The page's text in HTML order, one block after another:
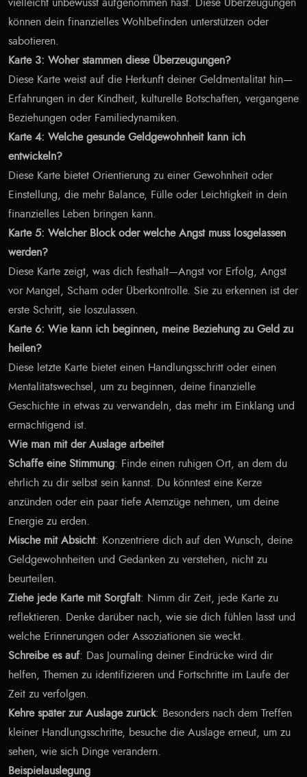
vielleicht unbewusst aufgenommen hast. Diese Überzeugungen
können dein finanzielles Wohlbefinden unterstützen oder
sabotieren.
Karte 3: Woher stammen diese Überzeugungen?
Diese Karte weist auf die Herkunft deiner Geldmentalität hin—
Erfahrungen in der Kindheit, kulturelle Botschaften, vergangene
Beziehungen oder Familiedynamiken.
Karte 4: Welche gesunde Geldgewohnheit kann ich
entwickeln?
Diese Karte bietet Orientierung zu einer Gewohnheit oder
Einstellung, die mehr Balance, Fülle oder Leichtigkeit in dein
finanzielles Leben bringen kann.
Karte 5: Welcher Block oder welche Angst muss losgelassen
werden?
Diese Karte zeigt, was dich festhält—Angst vor Erfolg, Angst
vor Mangel, Scham oder Überkontrolle. Sie zu erkennen ist der
erste Schritt, sie loszulassen.
Karte 6: Wie kann ich beginnen, meine Beziehung zu Geld zu
heilen?
Diese letzte Karte bietet einen Handlungsschritt oder einen
Mentalitätswechsel, um zu beginnen, deine finanzielle
Geschichte in etwas zu verwandeln, das mehr im Einklang und
ermächtigend ist.
Wie man mit der Auslage arbeitet
Schaffe eine Stimmung: Finde einen ruhigen Ort, an dem du
ehrlich zu dir selbst sein kannst. Du könntest eine Kerze
anzünden oder ein paar tiefe Atemzüge nehmen, um deine
Energie zu erden.
Mische mit Absicht: Konzentriere dich auf den Wunsch, deine
Geldgewohnheiten und Gedanken zu verstehen, nicht zu
beurteilen.
Ziehe jede Karte mit Sorgfalt: Nimm dir Zeit, jede Karte zu
reflektieren. Denke darüber nach, wie sie dich fühlen lässt und
welche Erinnerungen oder Assoziationen sie weckt.
Schreibe es auf: Das Journaling deiner Eindrücke wird dir
helfen, Themen zu identifizieren und Fortschritte im Laufe der
Zeit zu verfolgen.
Kehre später zur Auslage zurück: Besonders nach dem Treffen
kleiner Handlungsschritte, besuche die Auslage erneut, um zu
sehen, wie sich Dinge verändern.
Beispielauslegung